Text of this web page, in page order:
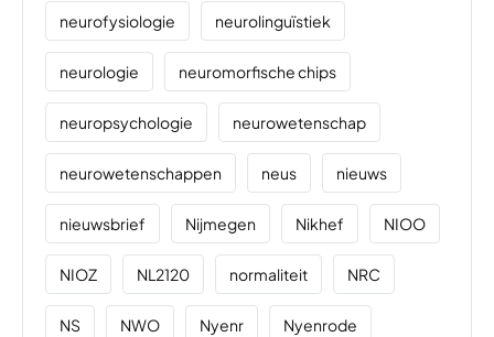
neurofysiologie neurolinguïstiek
neurologie neuromorfische chips
neuropsychologie neurowetenschap
neurowetenschappen neus nieuws
nieuwsbrief Nijmegen Nikhef NIOO
NIOZ NL2120 normaliteit NRC
NS NWO Nyenr Nyenrode